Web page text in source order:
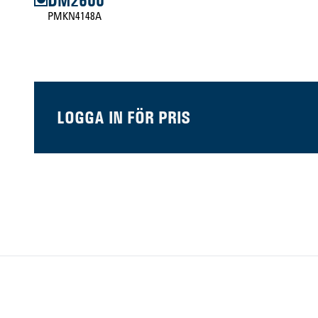
PMKN4148A
LOGGA IN FÖR PRIS